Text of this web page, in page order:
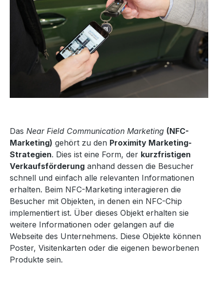
Das Near Field Communication Marketing (NFC-
Marketing) gehört zu den Proximity Marketing-
Strategien. Dies ist eine Form, der kurzfristigen
Verkaufsförderung anhand dessen die Besucher
schnell und einfach alle relevanten Informationen
erhalten. Beim NFC-Marketing interagieren die
Besucher mit Objekten, in denen ein NFC-Chip
implementiert ist. Über dieses Objekt erhalten sie
weitere Informationen oder gelangen auf die
Webseite des Unternehmens. Diese Objekte können
Poster, Visitenkarten oder die eigenen beworbenen
Produkte sein.